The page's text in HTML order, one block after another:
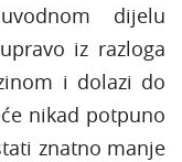
dijelu
iz razloga
i dolazi do
nikad potpuno
znatno manje